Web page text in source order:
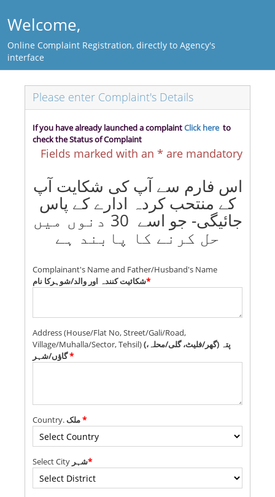
Welcome,
Online Complaint Registration, directly to Agency's
interface
Please enter Complaint's Details
If you have already launched a complaintClick here to
check the Status of Complaint
Fields marked with an * are mandatory
اس فارم سے آپ کی شکایت آپ
کے منتحب کردہ ادارے کے پاس
جائیگی- جو اسے 30 دنوں میں
حل کرنے کا پابند ہے
Complainant's Name and Father/Husband's Name
شکائیت کنندہ اور والد/شوہرکا نام*
Address (House/Flat No, Street/Gali/Road,
Village/Muhalla/Sector, Tehsil)(پتہ (گھر/فلیٹ، گلی/محلہ،
گاؤں/شہر*
Country. *
Select City شہر*